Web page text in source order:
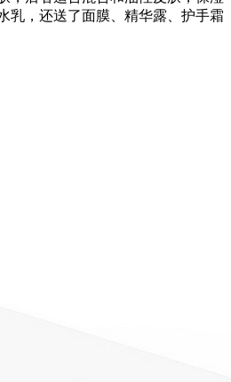
乳，还送了面膜、精华露、护手霜